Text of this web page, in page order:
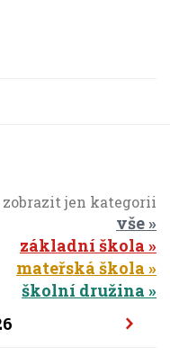
zobrazit jen kategorii
vše
základní škola
mateřská škola
školní družina